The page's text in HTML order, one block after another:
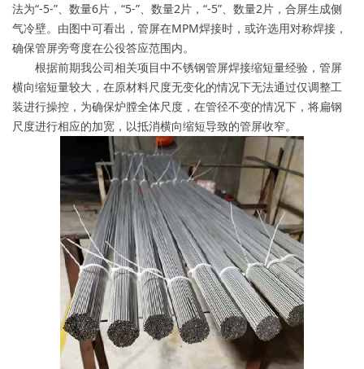
法为“-5-”、数量6片，“5-”、数量2片，“-5”、数量2片，合屏生成侧
气冷壁。由图中可看出，管屏在MPM焊接时，或许选用对称焊接，
确保管屏旁弯度在公役答应范围内。
根据前期我公司相关项目中不锈钢管屏焊接缩短量经验，管屏
横向缩短量较大，在原材料尺度无变化的情况下无法通过仅调整工
装进行操控，为确保炉膛全体尺度，在管径不变的情况下，将扁钢
尺度进行相应的加宽，以抵消横向缩短导致的管屏收窄。